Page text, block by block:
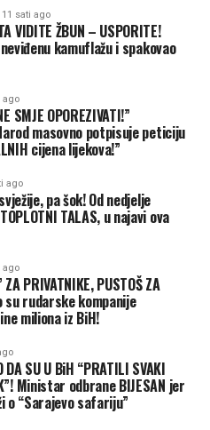
11 sati ago
VIDITE ŽBUN – USPORITE!
kamuflažu i spakovao
ago
SMJE OPOREZIVATI!”
masovno potpisuje peticiju
cijena lijekova!”
ago
pa šok! Od nedjelje
TALAS, u najavi ova
ago
ZA PRIVATNIKE, PUSTOŠ ZA
su rudarske kompanije
miliona iz BiH!
DA SU U BiH “PRATILI SVAKI
Ministar odbrane BIJESAN jer
o “Sarajevo safariju”